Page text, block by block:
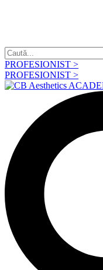
Caută...
PROFESIONIST >
PROFESIONIST >